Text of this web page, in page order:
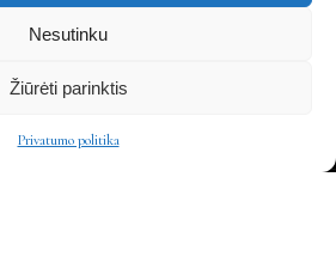
Nesutinku
Žiūrėti parinktis
Privatumo politika